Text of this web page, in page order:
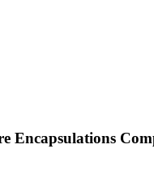
Encapsulations